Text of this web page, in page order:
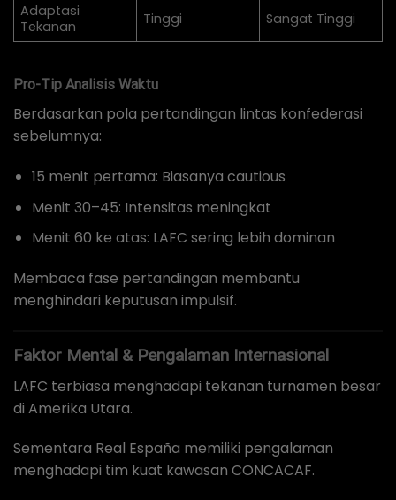
Adaptasi
Tekanan
Tinggi Sangat Tinggi
Pro-Tip Analisis Waktu
Berdasarkan pola pertandingan lintas konfederasi
sebelumnya:
15 menit pertama: Biasanya cautious
Menit 30–45: Intensitas meningkat
Menit 60 ke atas: LAFC sering lebih dominan
Membaca fase pertandingan membantu
menghindari keputusan impulsif.
Faktor Mental & Pengalaman Internasional
LAFC terbiasa menghadapi tekanan turnamen besar
di Amerika Utara.
Sementara Real España memiliki pengalaman
menghadapi tim kuat kawasan CONCACAF.